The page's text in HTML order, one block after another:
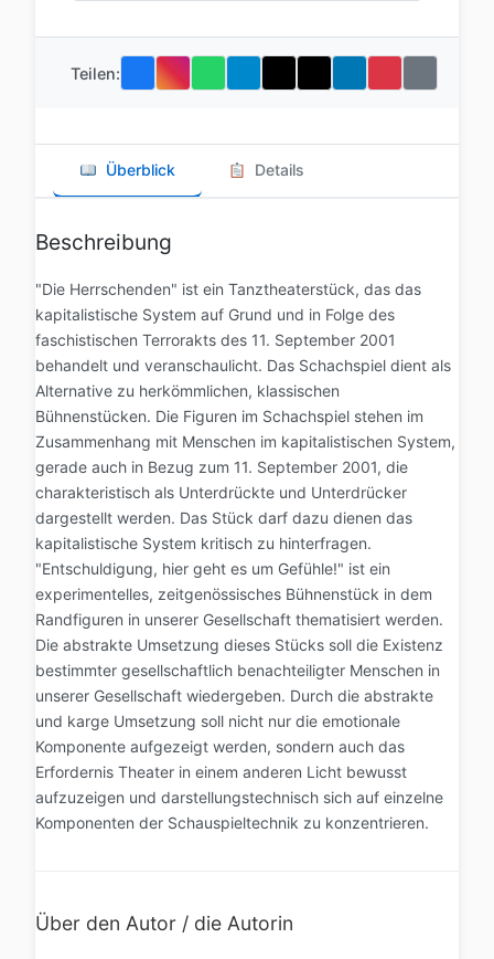
Teilen:
Überblick Details
Beschreibung
"Die Herrschenden" ist ein Tanztheaterstück, das das
kapitalistische System auf Grund und in Folge des
faschistischen Terrorakts des 11. September 2001
behandelt und veranschaulicht. Das Schachspiel dient als
Alternative zu herkömmlichen, klassischen
Bühnenstücken. Die Figuren im Schachspiel stehen im
Zusammenhang mit Menschen im kapitalistischen System,
gerade auch in Bezug zum 11. September 2001, die
charakteristisch als Unterdrückte und Unterdrücker
dargestellt werden. Das Stück darf dazu dienen das
kapitalistische System kritisch zu hinterfragen.
"Entschuldigung, hier geht es um Gefühle!" ist ein
experimentelles, zeitgenössisches Bühnenstück in dem
Randfiguren in unserer Gesellschaft thematisiert werden.
Die abstrakte Umsetzung dieses Stücks soll die Existenz
bestimmter gesellschaftlich benachteiligter Menschen in
unserer Gesellschaft wiedergeben. Durch die abstrakte
und karge Umsetzung soll nicht nur die emotionale
Komponente aufgezeigt werden, sondern auch das
Erfordernis Theater in einem anderen Licht bewusst
aufzuzeigen und darstellungstechnisch sich auf einzelne
Komponenten der Schauspieltechnik zu konzentrieren.
Über den Autor / die Autorin